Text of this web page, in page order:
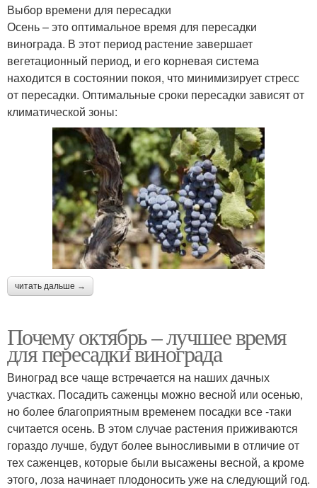
Выбор времени для пересадки
Осень – это оптимальное время для пересадки
винограда. В этот период растение завершает
вегетационный период, и его корневая система
находится в состоянии покоя, что минимизирует стресс
от пересадки. Оптимальные сроки пересадки зависят от
климатической зоны:
читать дальше →
Почему октябрь – лучшее время
для пересадки винограда
Виноград все чаще встречается на наших дачных
участках. Посадить саженцы можно весной или осенью,
но более благоприятным временем посадки все -таки
считается осень. В этом случае растения приживаются
гораздо лучше, будут более выносливыми в отличие от
тех саженцев, которые были высажены весной, а кроме
этого, лоза начинает плодоносить уже на следующий год.